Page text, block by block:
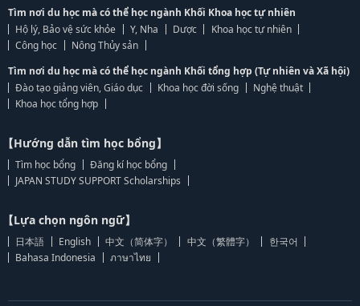
Tìm nơi du học mà có thể học ngành Khối Khoa học tự nhiên
Hộ lý, Bảo vệ sức khỏe
Y, Nha Dược
Khoa học tự nhiên
Công học
Nông Thủy sản
Tìm nơi du học mà có thể học ngành Khối tổng hợp (Tự nhiên và Xã hội)
Đào tạo giảng viên, Giáo dục
Khoa học đời sống
Nghệ thuật
Khoa học tổng hợp
【Hướng dẫn tìm học bổng】
Tìm học bổng
Đăng kí học bổng
JAPAN STUDY SUPPORT Scholarships
【Lựa chọn ngôn ngữ】
日本語 English 中文（简体字） 中文（繁體字）
한국어
Bahasa Indonesia
ภาษาไทย